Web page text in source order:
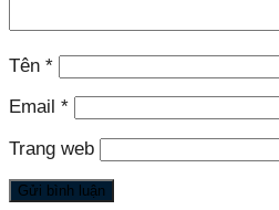
Tên *
Email *
Trang web